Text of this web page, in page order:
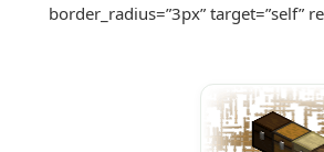
border_radius=”3px” target=”self”